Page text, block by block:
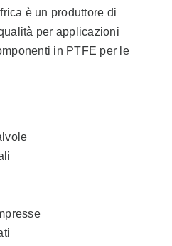
è un produttore di
per applicazioni
in PTFE per le